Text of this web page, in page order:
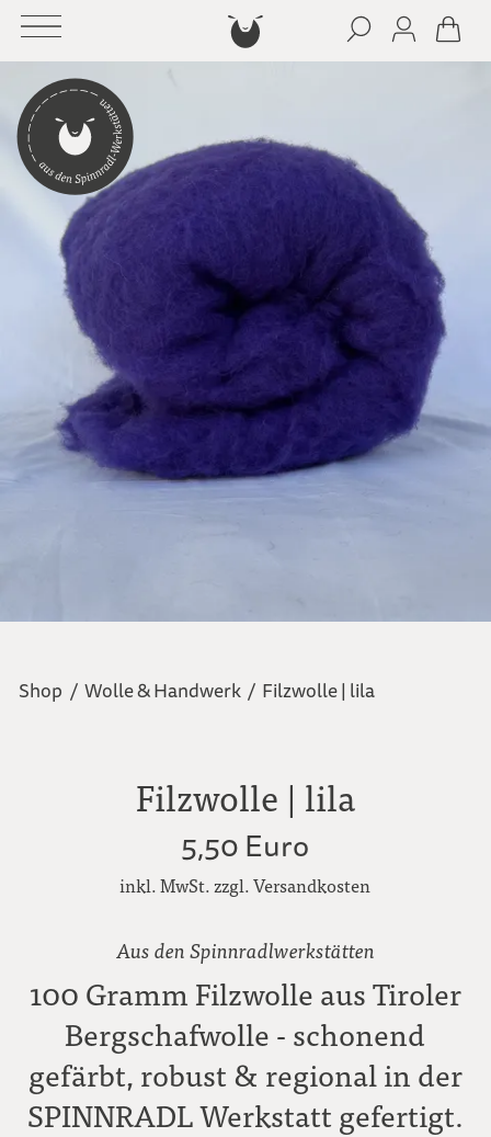
Shop / Wolle & Handwerk / Filzwolle | lila
Filzwolle | lila
5,50 Euro
inkl. MwSt. zzgl. Versandkosten
Aus den Spinnradlwerkstätten
100 Gramm Filzwolle aus Tiroler
Bergschafwolle - schonend
gefärbt, robust & regional in der
SPINNRADL Werkstatt gefertigt.